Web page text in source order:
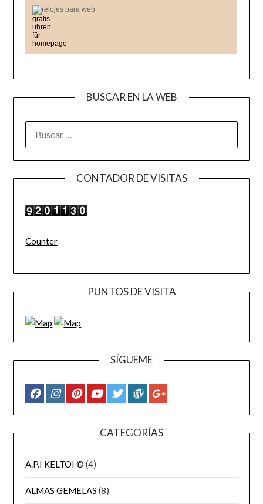
relojes para web
BUSCAR EN LA WEB
CONTADOR DE VISITAS
Counter
PUNTOS DE VISITA
SÍGUEME
CATEGORÍAS
A.P.I KELTOI © (4)
ALMAS GEMELAS (8)